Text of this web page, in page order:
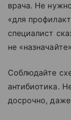
врача. Не
«для
специалист
не
Соблюдайте
антибиотика.
досрочно,